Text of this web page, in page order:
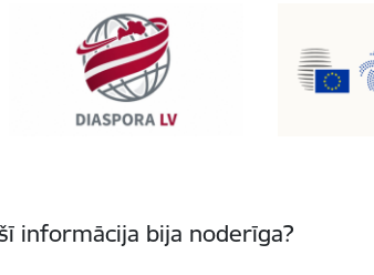
informācija bija noderīga?